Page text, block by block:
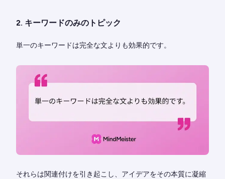
2. キーワードのみのトピック
単一のキーワードは完全な文よりも効果的です。
それらは関連付けを引き起こし、アイデアをその本質に凝縮